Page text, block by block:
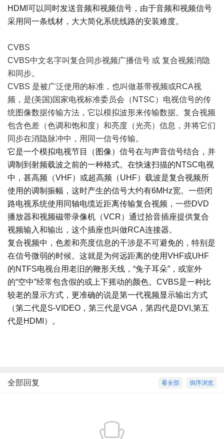
HDMI可以同时发送音频和视频信号，由于音频和视频信号
采用同一条线材，大大简化系统线路的安装难度。
CVBS
CVBS中文名字叫复合同步视频广播信号 或 复合视频消隐
和同步。
CVBS 是被广泛使用的标准，也叫做基带视频或RCA视
频，是(美国)国家电视标准委员会（NTSC）电视信号的传
统图像数据传输方法，它以模拟波形来传输数据。复合视频
包含色差（色调和饱和度）和亮度（光亮）信息，并将它们
同步在消隐脉冲中，用同一信号传输。
它是一个模拟电视节目（图像）信号在与声音信号结合，并
调制到射频载波之前的一种格式。在快速扫描的NTSC电视
中，甚高频（VHF）或超高频（UHF）载波是复合视频所
使用的调制振幅，这时产生的信号大约有6MHz宽。一些闭
路电视系统使用同轴电缆近距离传输复合视频，一些DVD
播放器和视频磁带录像机（VCR）通过拾音插座提供复合
视频输入和输出，这个插座也叫做RCA连接器。
复合视频中，色差和亮度信息的干涉是不可避免的，特别是
在信号微弱的时候。这就是为何远距离的使用VHF或UHF
的NTFS电视台用老旧的鞭形天线，“兔子耳朵”，或室外
的“空中”经常包含假的或上下摇动的颜色。CVBS是一种比
较老的显示方式，更准确的说是第一代视频显示输出方式
（第二代是S-VIDEO，第三代是VGA，第四代是DVI,第五
代是HDMI）。
倒序浏览
看全部
全部回复